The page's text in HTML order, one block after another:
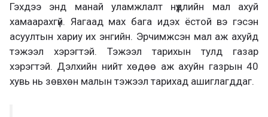
Гэхдээ энд манай уламжлалт нүүдлийн мал ахуй
хамаарахгүй. Яагаад мах бага идэх ёстой вэ гэсэн
асуултын хариу их энгийн. Эрчимжсэн мал аж ахуйд
тэжээл хэрэгтэй. Тэжээл тарихын тулд газар
хэрэгтэй. Дэлхийн нийт хөдөө аж ахуйн газрын 40
хувь нь зөвхөн малын тэжээл тарихад ашиглагддаг.